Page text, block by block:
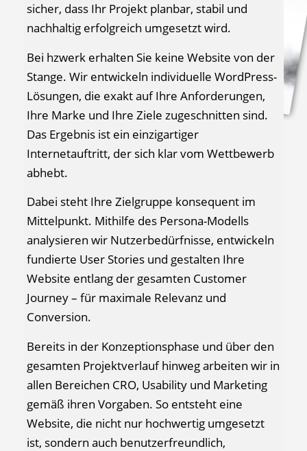
sicher, dass Ihr Projekt planbar, stabil und
nachhaltig erfolgreich umgesetzt wird.
Bei hzwerk erhalten Sie keine Website von der
Stange. Wir entwickeln individuelle WordPress-
Lösungen, die exakt auf Ihre Anforderungen,
Ihre Marke und Ihre Ziele zugeschnitten sind.
Das Ergebnis ist ein einzigartiger
Internetauftritt, der sich klar vom Wettbewerb
abhebt.
Dabei steht Ihre Zielgruppe konsequent im
Mittelpunkt. Mithilfe des Persona-Modells
analysieren wir Nutzerbedürfnisse, entwickeln
fundierte User Stories und gestalten Ihre
Website entlang der gesamten Customer
Journey – für maximale Relevanz und
Conversion.
Bereits in der Konzeptionsphase und über den
gesamten Projektverlauf hinweg arbeiten wir in
allen Bereichen CRO, Usability und Marketing
gemäß ihren Vorgaben. So entsteht eine
Website, die nicht nur hochwertig umgesetzt
ist, sondern auch benutzerfreundlich,